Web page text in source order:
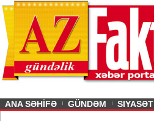
ANA SƏHİFƏ GÜNDƏM SIYASƏT